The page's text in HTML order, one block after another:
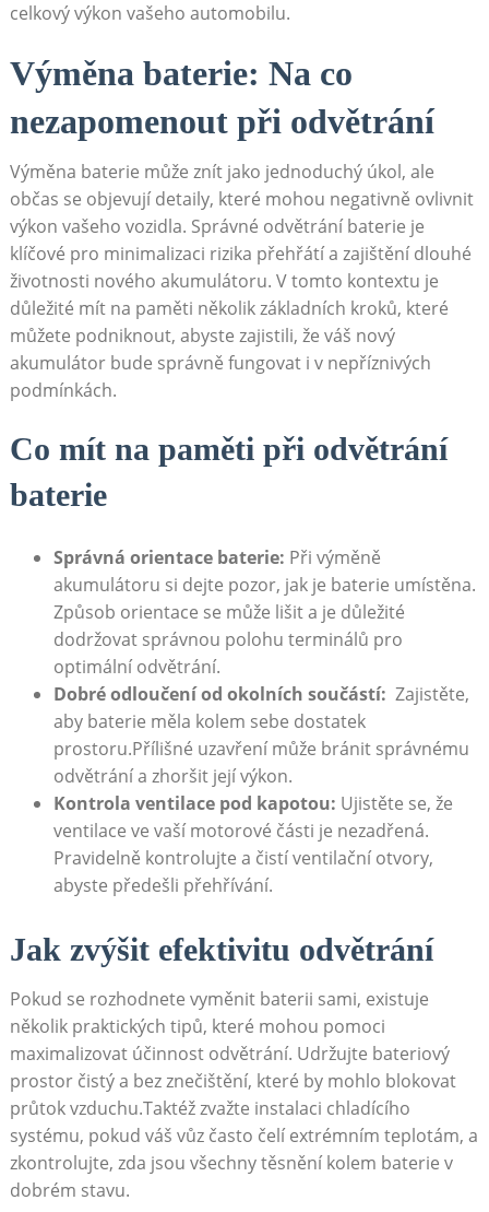
celkový výkon vašeho automobilu.
Výměna baterie: Na co
nezapomenout při odvětrání
Výměna baterie ‌může znít jako jednoduchý ‍úkol, ⁣ale
občas ‌se​ objevují‌ detaily, které mohou negativně ovlivnit
výkon vašeho vozidla. Správné odvětrání baterie je
klíčové pro minimalizaci rizika přehřátí a zajištění dlouhé
životnosti nového akumulátoru. V ⁣tomto kontextu je
důležité ⁤mít na⁢ paměti několik základních kroků, které
můžete podniknout, abyste zajistili, že váš nový‍
akumulátor bude správně fungovat i v nepříznivých
podmínkách.
Co mít na‌ paměti ​při odvětrání
baterie
Správná⁤ orientace baterie: Při výměně
akumulátoru si dejte pozor,⁢ jak je baterie⁣ umístěna.
Způsob orientace se může lišit a je důležité
‌dodržovat správnou polohu terminálů pro
‌optimální odvětrání.
Dobré odloučení od ⁢okolních součástí: ​ Zajistěte,
aby baterie ⁣měla kolem⁢ sebe dostatek
prostoru.Přílišné ‌uzavření může bránit správnému
odvětrání a zhoršit její výkon.
Kontrola ⁤ventilace pod kapotou: Ujistěte se, že
ventilace ve ‍vaší motorové části⁢ je nezadřená.
Pravidelně kontrolujte a čistí ventilační otvory,
abyste⁢ předešli přehřívání.
Jak ‍zvýšit efektivitu odvětrání
Pokud se ‌rozhodnete vyměnit baterii ‍sami, existuje
několik ​praktických tipů, které mohou ⁢pomoci
maximalizovat účinnost ⁣odvětrání. Udržujte bateriový
prostor čistý a bez​ znečištění, které by mohlo blokovat
průtok vzduchu.Taktéž​ zvažte ⁤instalaci chladícího⁣
systému,⁢ pokud váš vůz často čelí extrémním teplotám, a
zkontrolujte, zda jsou všechny těsnění kolem baterie v
dobrém ⁤stavu.